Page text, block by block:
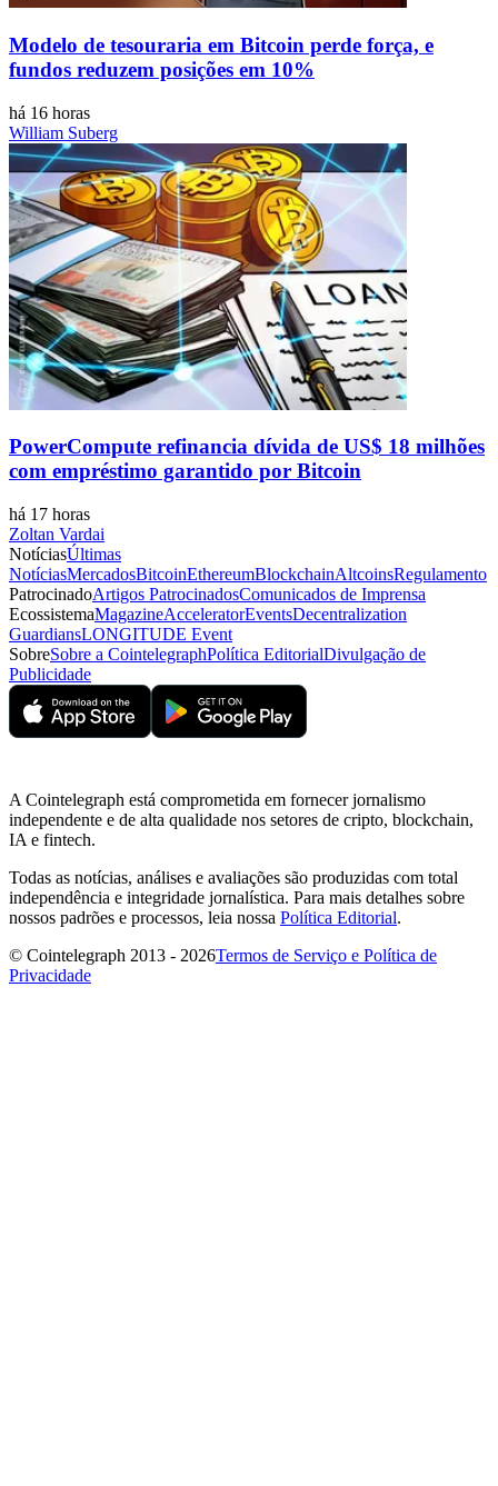
Modelo de tesouraria em Bitcoin perde força, e
fundos reduzem posições em 10%
há 16 horas
William Suberg
PowerCompute refinancia dívida de US$ 18 milhões
com empréstimo garantido por Bitcoin
há 17 horas
Zoltan Vardai
NotíciasÚltimas
NotíciasMercadosBitcoinEthereumBlockchainAltcoinsRegulamento
PatrocinadoArtigos PatrocinadosComunicados de Imprensa
EcossistemaMagazineAcceleratorEventsDecentralization
GuardiansLONGITUDE Event
SobreSobre a CointelegraphPolítica EditorialDivulgação de
Publicidade
A Cointelegraph está comprometida em fornecer jornalismo
independente e de alta qualidade nos setores de cripto, blockchain,
IA e fintech.
Todas as notícias, análises e avaliações são produzidas com total
independência e integridade jornalística. Para mais detalhes sobre
nossos padrões e processos, leia nossa Política Editorial.
© Cointelegraph 2013 - 2026Termos de Serviço e Política de
Privacidade